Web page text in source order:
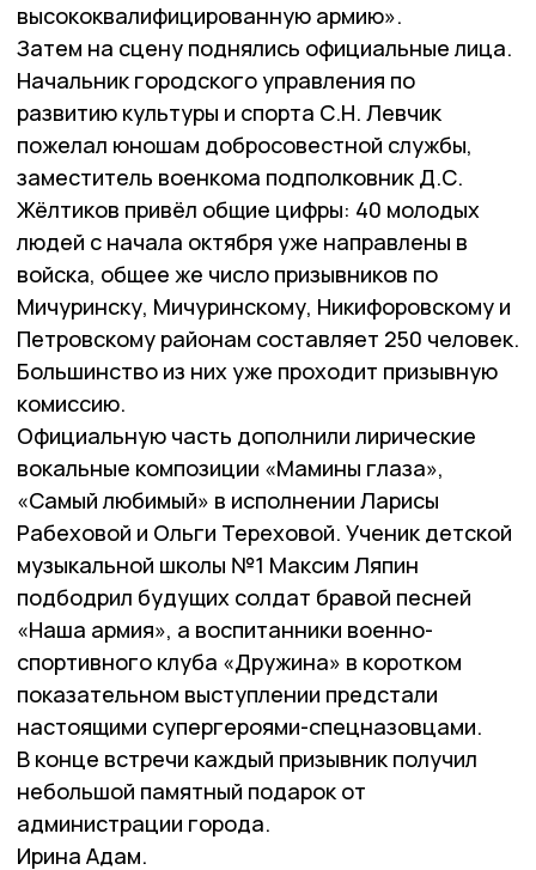
высококвалифицированную армию».
Затем на сцену поднялись официальные лица.
Начальник городского управления по
развитию культуры и спорта С.Н. Левчик
пожелал юношам добросовестной службы,
заместитель военкома подполковник Д.С.
Жёлтиков привёл общие цифры: 40 молодых
людей с начала октября уже направлены в
войска, общее же число призывников по
Мичуринску, Мичуринскому, Никифоровскому и
Петровскому районам составляет 250 человек.
Большинство из них уже проходит призывную
комиссию.
Официальную часть дополнили лирические
вокальные композиции «Мамины глаза»,
«Самый любимый» в исполнении Ларисы
Рабеховой и Ольги Тереховой. Ученик детской
музыкальной школы №1 Максим Ляпин
подбодрил будущих солдат бравой песней
«Наша армия», а воспитанники военно-
спортивного клуба «Дружина» в коротком
показательном выступлении предстали
настоящими супергероями-спецназовцами.
В конце встречи каждый призывник получил
небольшой памятный подарок от
администрации города.
Ирина Адам.